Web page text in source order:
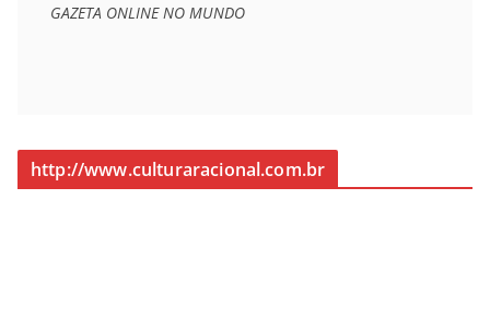
GAZETA ONLINE NO MUNDO
http://www.culturaracional.com.br